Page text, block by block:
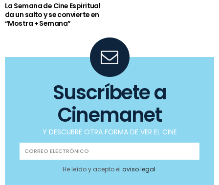
La Semana de Cine Espiritual
da un salto y se convierte en
“Mostra + Semana”
Suscríbete a
Cinemanet
Y DESCUBRE OTRA FORMA DE VER EL CINE
He leído y acepto el aviso legal.